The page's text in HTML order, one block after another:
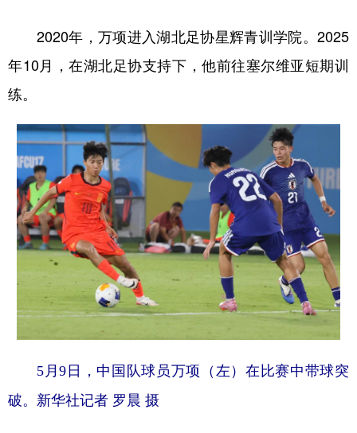
2020年，万项进入湖北足协星辉青训学院。2025
年10月，在湖北足协支持下，他前往塞尔维亚短期训
练。
5月9日，中国队球员万项（左）在比赛中带球突
破。新华社记者 罗晨 摄